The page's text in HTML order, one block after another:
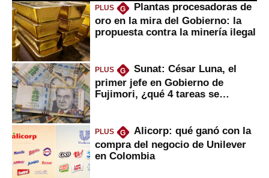
PLUS G
Plantas procesadoras de
oro en la mira del Gobierno: la
propuesta contra la minería ilegal
PLUS G
Sunat: César Luna, el
primer jefe en Gobierno de
Fujimori, ¿qué 4 tareas se
PLUS G
Alicorp: qué ganó con la
compra del negocio de Unilever
en Colombia